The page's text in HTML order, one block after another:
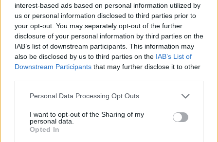
interest-based ads based on personal information utilized by
us or personal information disclosed to third parties prior to
your opt-out. You may separately opt-out of the further
disclosure of your personal information by third parties on the
IAB’s list of downstream participants. This information may
also be disclosed by us to third parties on the IAB’s List of
Downstream Participants that may further disclose it to other
Personal Data Processing Opt Outs
I want to opt-out of the Sharing of my
personal data.
Opted In
δήμου Ηρακλείου από έξι πολιτικούς μηχανικούς
πραγματοποίησε επισκόπηση από το νηπιαγωγείο
των Βουτών, την εκκλησία, την παιδική χαρά, τους
αύλειους χώρους, εκεί όπου υπάρχει συνάθροιση
κοινού, αλλά η ίδια αυτοψία συμπεριέλαβε και όλα
τα κατοικημένα σπίτια στα οποία διαπιστώθηκε